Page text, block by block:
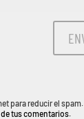
para reducir el spam.
tus comentarios.